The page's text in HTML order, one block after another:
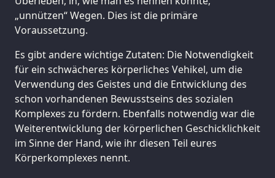
„unnützen“ Wegen. Dies ist die primäre
Voraussetzung.
Es gibt andere wichtige Zutaten: Die Notwendigkeit
für ein schwächeres körperliches Vehikel, um die
Verwendung des Geistes und die Entwicklung des
schon vorhandenen Bewusstseins des sozialen
Komplexes zu fördern. Ebenfalls notwendig war die
Weiterentwicklung der körperlichen Geschicklichkeit
im Sinne der Hand, wie ihr diesen Teil eures
Körperkomplexes nennt.